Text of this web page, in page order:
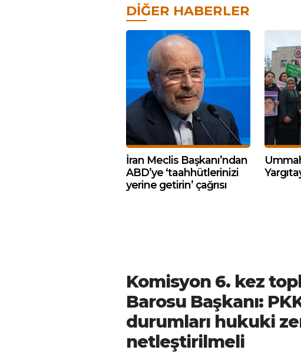
DIĞER HABERLER
İran Meclis Başkanı’ndan
ABD’ye ‘taahhütlerinizi
yerine getirin’ çağrısı
Komisyon 6. kez
Barosu Başkanı:
durumları hukuki
netleştirilmeli